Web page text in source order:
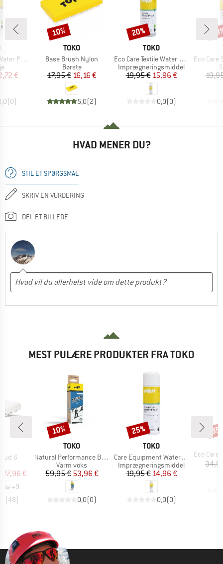
Refill
pris
€
(0)
MÆRKE
TOKO
Artikel
Base Brush Nylon
Produktgruppe
Børste
Pris
17,95 €Nedsat pris
16,16 €
5,0(2)
Rabat
10%
MÆRKE
TOKO
Artikel
Eco Care Textile Water Proof
Produktgruppe
Imprægneringsmiddel
Pris
19,95 €Nedsat pris
15,96 €
0,0(0)
Rabat
20%
Artikel
Eco Care
HVAD MENER DU?
STIL ET SPØRGSMÅL
SKRIV EN VURDERING
DEL ET BILLEDE
MEST PULÆRE PRODUKTER FRA TOKO
6
pris
€
+9
(48)
MÆRKE
TOKO
Artikel
Natural Performance Blue
Produktgruppe
Varm voks
Pris
59,95 €Nedsat pris
53,96 €
0,0(0)
Rabat
10%
MÆRKE
TOKO
Artikel
Care Equipment Water Proof Pro
Produktgruppe
Imprægneringsmiddel
Pris
19,95 €Nedsat pris
14,96 €
0,0(0)
Rabat
25%
Artikel
Eco Care